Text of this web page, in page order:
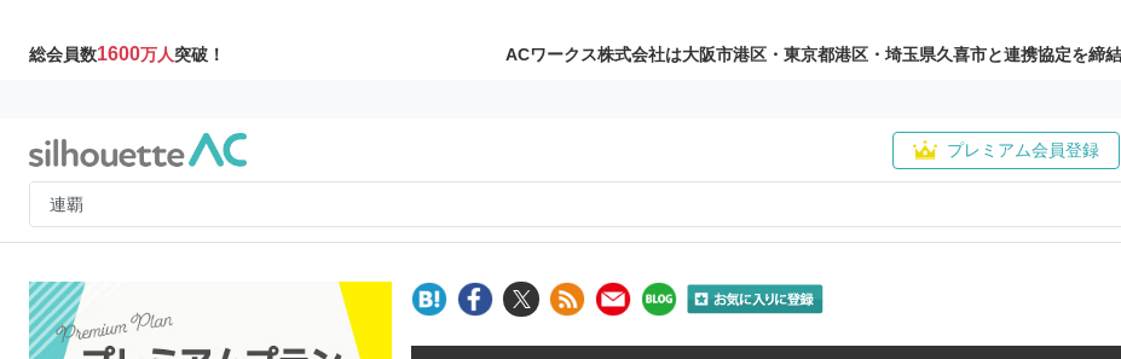
総会員数1600万人突破！ ACワークス株式会社は大阪市港区・東京都港区・埼玉県久喜市と連携協定を締
プレミアム会員登録